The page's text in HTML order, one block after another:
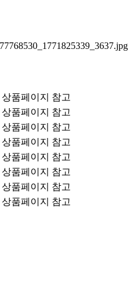
상품페이지 참고
상품페이지 참고
상품페이지 참고
상품페이지 참고
상품페이지 참고
상품페이지 참고
상품페이지 참고
상품페이지 참고